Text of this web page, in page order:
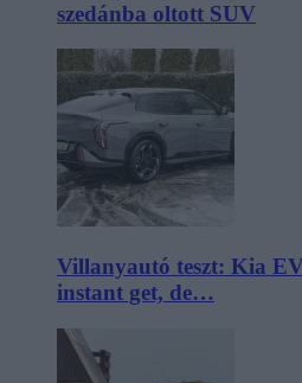
szedánba oltott SUV
Villanyautó teszt: Kia
instant get, de…